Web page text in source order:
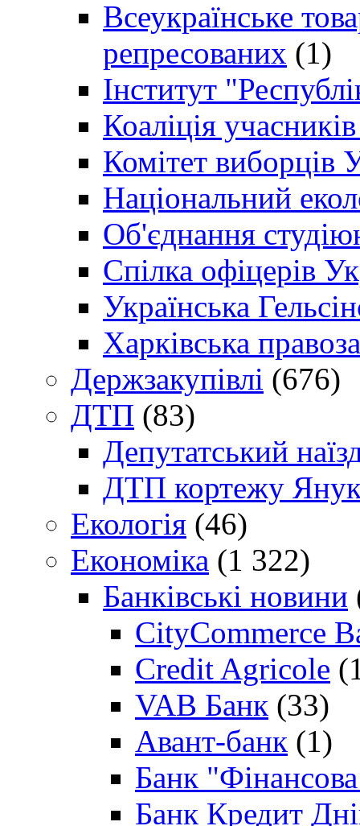
Всеукраїнське
репресованих (1)
Інститут
Коаліція
Комітет виборців
Національний
Об'єднання
Спілка офіцерів
Українська
Харківська
Держзакупівлі (676)
ДТП (83)
Депутатський
ДТП кортежу
Екологія (46)
Економіка (1 322)
Банківські новини
CityCommerce
Credit Agricole
VAB Банк (33)
Авант-банк (1)
Банк "Фінансова
Банк Кредит